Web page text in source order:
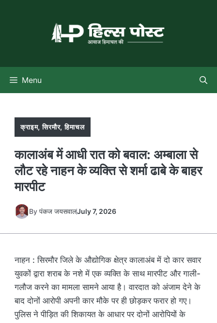
Menu
क्राइम,सिरमौर,हिमाचल
कालाअंब में आधी रात को बवाल: अम्बाला से
लौट रहे नाहन के व्यक्ति से शर्मा ढाबे के बाहर
मारपीट
By पंकज जयसवालJuly 7, 2026
नाहन : सिरमौर जिले के औद्योगिक क्षेत्र कालाअंब में दो कार सवार
युवकों द्वारा शराब के नशे में एक व्यक्ति के साथ मारपीट और गाली-
गलौज करने का मामला सामने आया है। वारदात को अंजाम देने के
बाद दोनों आरोपी अपनी कार मौके पर ही छोड़कर फरार हो गए।
पुलिस ने पीड़ित की शिकायत के आधार पर दोनों आरोपियों के